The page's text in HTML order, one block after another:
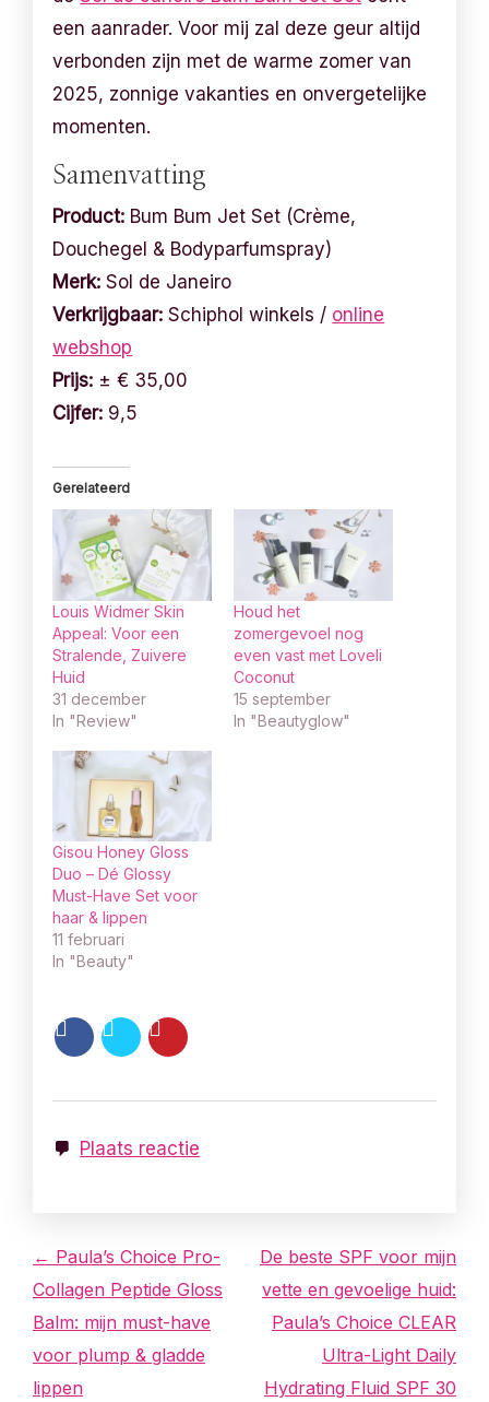
een aanrader. Voor mij zal deze geur altijd
verbonden zijn met de warme zomer van
2025, zonnige vakanties en onvergetelijke
momenten.
Samenvatting
Product: Bum Bum Jet Set (Crème,
Douchegel & Bodyparfumspray)
Merk: Sol de Janeiro
Verkrijgbaar: Schiphol winkels / online
webshop
Prijs: ± € 35,00
Cijfer: 9,5
Gerelateerd
Louis Widmer Skin
Appeal: Voor een
Stralende, Zuivere
Huid
31 december
In "Review"
Houd het
zomergevoel nog
even vast met Loveli
Coconut
15 september
In "Beautyglow"
Gisou Honey Gloss
Duo – Dé Glossy
Must-Have Set voor
haar & lippen
11 februari
In "Beauty"
Plaats reactie
B
e
r
← Paula’s Choice Pro-
Collagen Peptide Gloss
Balm: mijn must-have
voor plump & gladde
lippen
De beste SPF voor mijn
vette en gevoelige huid:
Paula’s Choice CLEAR
Ultra-Light Daily
Hydrating Fluid SPF 30